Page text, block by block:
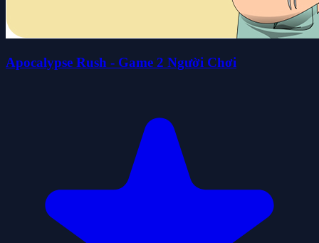
Apocalypse Rush - Game 2 Người Chơi